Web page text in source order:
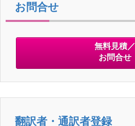
お問合せ
無料見積／
お問合せ
翻訳者・通訳者登録